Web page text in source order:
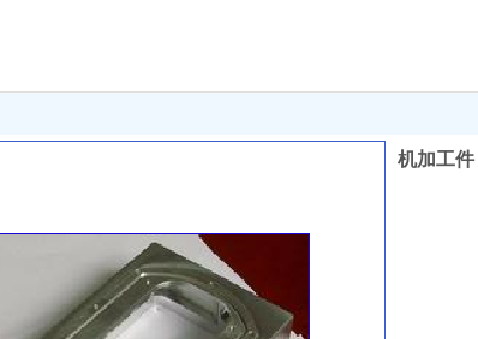
机加工件